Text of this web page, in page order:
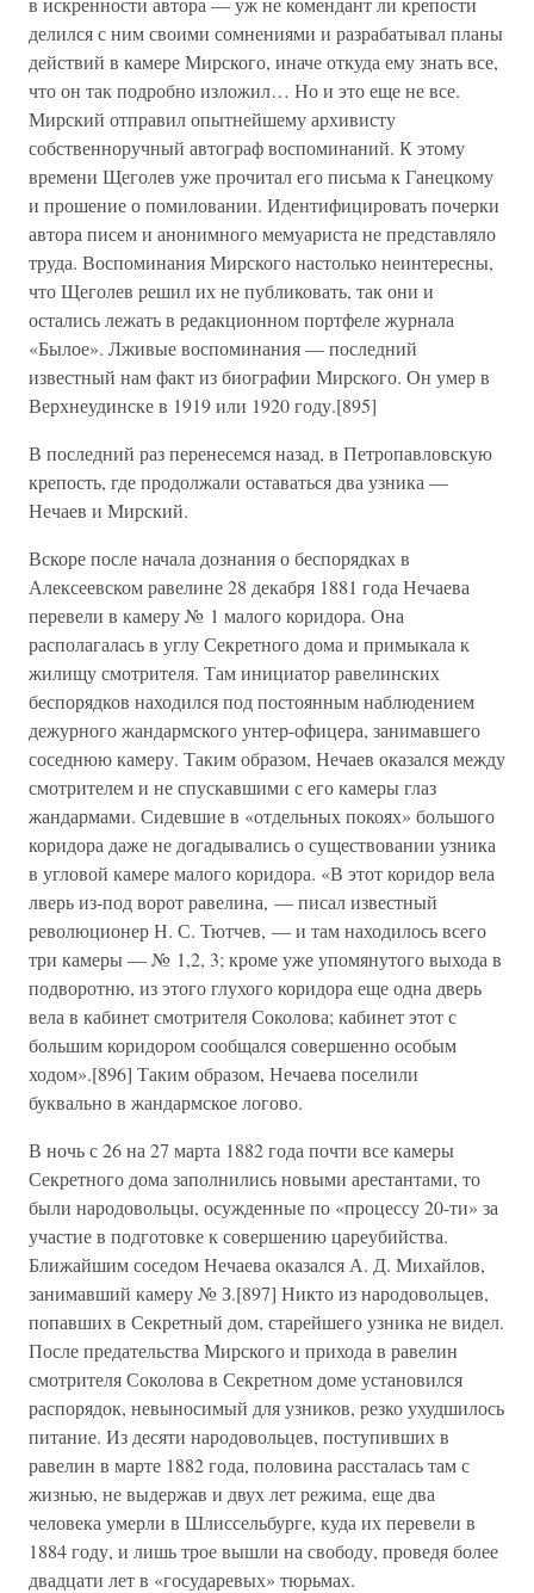
делился с ним своими сомнениями и разрабатывал планы
действий в камере Мирского, иначе откуда ему знать все,
что он так подробно изложил… Но и это еще не все.
Мирский отправил опытнейшему архивисту
собственноручный автограф воспоминаний. К этому
времени Щеголев уже прочитал его письма к Ганецкому
и прошение о помиловании. Идентифицировать почерки
автора писем и анонимного мемуариста не представляло
труда. Воспоминания Мирского настолько неинтересны,
что Щеголев решил их не публиковать, так они и
остались лежать в редакционном портфеле журнала
«Былое». Лживые воспоминания — последний
известный нам факт из биографии Мирского. Он умер в
Верхнеудинске в 1919 или 1920 году.[895]
В последний раз перенесемся назад, в Петропавловскую
крепость, где продолжали оставаться два узника —
Нечаев и Мирский.
Вскоре после начала дознания о беспорядках в
Алексеевском равелине 28 декабря 1881 года Нечаева
перевели в камеру № 1 малого коридора. Она
располагалась в углу Секретного дома и примыкала к
жилищу смотрителя. Там инициатор равелинских
беспорядков находился под постоянным наблюдением
дежурного жандармского унтер-офицера, занимавшего
соседнюю камеру. Таким образом, Нечаев оказался между
смотрителем и не спускавшими с его камеры глаз
жандармами. Сидевшие в «отдельных покоях» большого
коридора даже не догадывались о существовании узника
в угловой камере малого коридора. «В этот коридор вела
лверь из-под ворот равелина, — писал известный
революционер Н. С. Тютчев, — и там находилось всего
три камеры — № 1,2, 3; кроме уже упомянутого выхода в
подворотню, из этого глухого коридора еще одна дверь
вела в кабинет смотрителя Соколова; кабинет этот с
большим коридором сообщался совершенно особым
ходом».[896] Таким образом, Нечаева поселили
буквально в жандармское логово.
В ночь с 26 на 27 марта 1882 года почти все камеры
Секретного дома заполнились новыми арестантами, то
были народовольцы, осужденные по «процессу 20-ти» за
участие в подготовке к совершению цареубийства.
Ближайшим соседом Нечаева оказался А. Д. Михайлов,
занимавший камеру № З.[897] Никто из народовольцев,
попавших в Секретный дом, старейшего узника не видел.
После предательства Мирского и прихода в равелин
смотрителя Соколова в Секретном доме установился
распорядок, невыносимый для узников, резко ухудшилось
питание. Из десяти народовольцев, поступивших в
равелин в марте 1882 года, половина рассталась там с
жизнью, не выдержав и двух лет режима, еще два
человека умерли в Шлиссельбурге, куда их перевели в
1884 году, и лишь трое вышли на свободу, проведя более
двадцати лет в «государевых» тюрьмах.